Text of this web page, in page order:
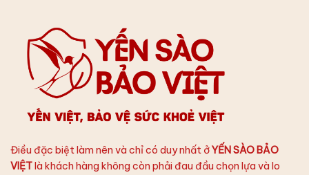
Điều đặc biệt làm nên và chỉ có duy nhất ởYẾN SÀO BẢO
VIỆTlà khách hàng không còn phải đau đầu chọn lựa và lo